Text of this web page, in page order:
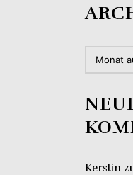
Kerstin